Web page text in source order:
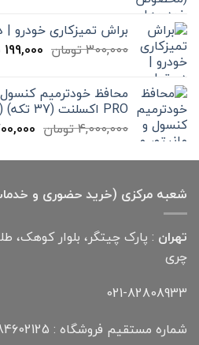
براش تمیزکاری خودرو
300,000تومان قیمت
بود.
199,000
PRO اکسلنت (37 تکه) (اصلی وارداتی درجه یک)
4,000,000تومان قیمت
شعبه مرکزی (خرید حضوری و
تهران : پارک چیتگر، بلوار کوهک،
چری
021-82808933
شماره مستقیم فروشگاه : 09384602125